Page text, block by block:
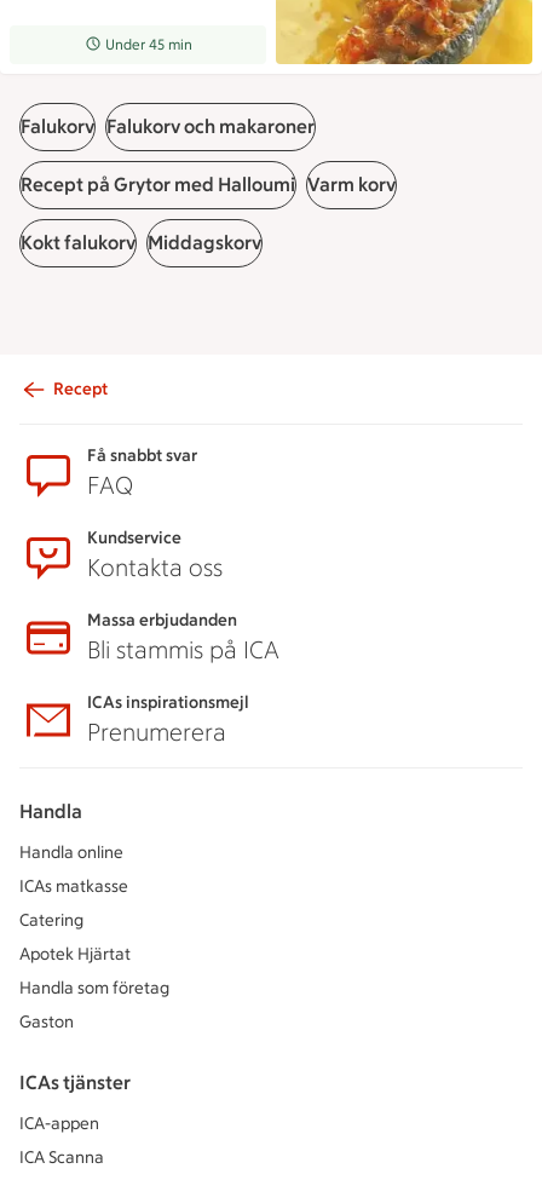
Receptet tar Under 45 min att tillaga
Under 45 min
Falukorv Falukorv och makaroner
Recept på Grytor med Halloumi Varm korv
Kokt falukorv Middagskorv
Recept
Få snabbt svar
FAQ
Kundservice
Kontakta oss
Massa erbjudanden
Bli stammis på ICA
ICAs inspirationsmejl
Prenumerera
Handla
Handla online
ICAs matkasse
Catering
Apotek Hjärtat
Handla som företag
Gaston
ICAs tjänster
ICA-appen
ICA Scanna